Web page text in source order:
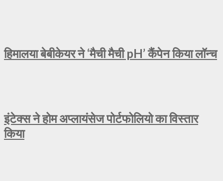
हिमालया बेबीकेयर ने ‘मैची मैची pH’ कैंपेन किया लॉन्च
इंटेक्स ने होम अप्लायंसेज पोर्टफोलियो का विस्तार
किया